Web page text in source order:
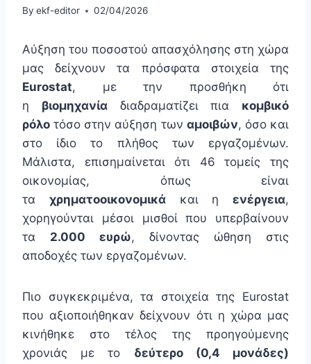
By ekf-editor 02/04/2026
Αύξηση του ποσοστού απασχόλησης στη χώρα
μας δείχνουν τα πρόσφατα στοιχεία της
Eurostat, με την προσθήκη ότι
η βιομηχανίαδιαδραματίζει πια κομβικό
ρόλο τόσο στην αύξηση των αμοιβών, όσο και
στο ίδιο το πλήθος των εργαζομένων.
Μάλιστα, επισημαίνεται ότι 46 τομείς της
οικονομίας, όπως είναι
τα χρηματοοικονομικάκαι η ενέργεια,
χορηγούνται μέσοι μισθοί που υπερβαίνουν
τα 2.000 ευρώ, δίνοντας ώθηση στις
αποδοχές των εργαζομένων.
Πιο συγκεκριμένα, τα στοιχεία της Eurostat
που αξιοποιήθηκαν δείχνουν ότι η χώρα μας
κινήθηκε στο τέλος της προηγούμενης
χρονιάς με το δεύτερο (0,4 μονάδες)